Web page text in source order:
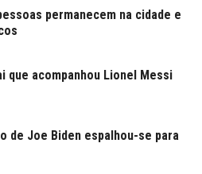
permanecem na cidade e
que acompanhou Lionel Messi
de Joe Biden espalhou-se para